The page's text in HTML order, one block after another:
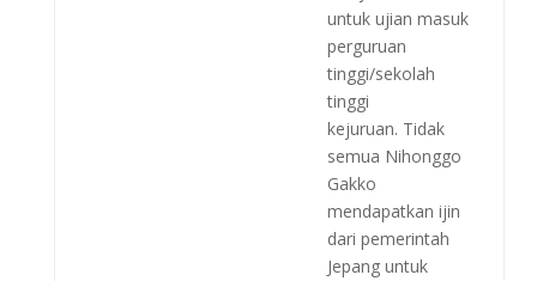
untuk ujian masuk
perguruan
tinggi/sekolah
tinggi
kejuruan. Tidak
semua Nihonggo
Gakko
mendapatkan ijin
dari pemerintah
Jepang untuk